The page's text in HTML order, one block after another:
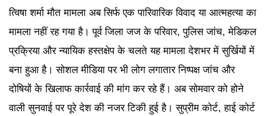
त्विषा शर्मा मौत मामला अब सिर्फ एक पारिवारिक विवाद या आत्महत्या का
मामला नहीं रह गया है। पूर्व जिला जज के परिवार, पुलिस जांच, मेडिकल
प्रक्रिया और न्यायिक हस्तक्षेप के चलते यह मामला देशभर में सुर्खियों में
बना हुआ है। सोशल मीडिया पर भी लोग लगातार निष्पक्ष जांच और
दोषियों के खिलाफ कार्रवाई की मांग कर रहे हैं। अब सोमवार को होने
वाली सुनवाई पर पूरे देश की नजर टिकी हुई है। सुप्रीम कोर्ट, हाई कोर्ट